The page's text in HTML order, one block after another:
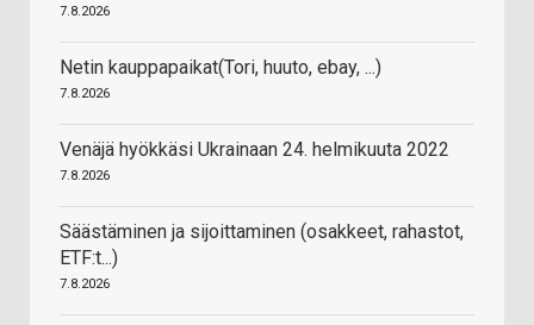
7.8.2026
Netin kauppapaikat(Tori, huuto, ebay, ...)
7.8.2026
Venäjä hyökkäsi Ukrainaan 24. helmikuuta 2022
7.8.2026
Säästäminen ja sijoittaminen (osakkeet, rahastot,
ETF:t...)
7.8.2026